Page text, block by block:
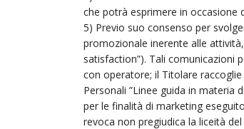
che potrà esprimere in occasione
5) Previo suo consenso per
promozionale inerente alle
satisfaction”). Tali comunicazioni
con operatore; il Titolare
Personali ”Linee guida in
per le finalità di marketing
revoca non pregiudica la liceità